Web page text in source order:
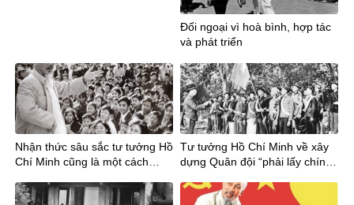
Đối ngoại vì hoà bình, hợp tác
và phát triển
Nhận thức sâu sắc tư tưởng Hồ
Chí Minh cũng là một cách
tưởng chính trị
Tư tưởng Hồ Chí Minh về xây
dựng Quân đội “phải lấy chính
hiện thực